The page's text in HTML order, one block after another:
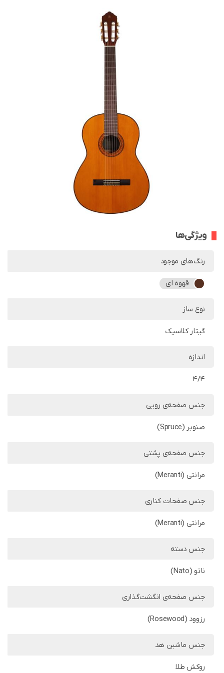
ویژگی‌ها
رنگ‌های موجود
قهوه ای
نوع ساز
گیتار کلاسیک
اندازه
4/4
جنس صفحه‌ی رویی
صنوبر (Spruce)
جنس صفحه‌ی پشتی
مرانتی (Meranti)
جنس صفحات کناری
مرانتی (Meranti)
جنس دسته
ناتو (Nato)
جنس صفحه‌ی انگشت‌گذاری
رزوود (Rosewood)
جنس ماشین هد
روکش طلا